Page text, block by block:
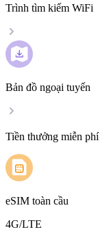
Trình tìm kiếm WiFi
Bản đồ ngoại tuyến
Tiền thưởng miễn phí
eSIM toàn cầu
4G/LTE